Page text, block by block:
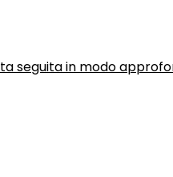
seguita in modo